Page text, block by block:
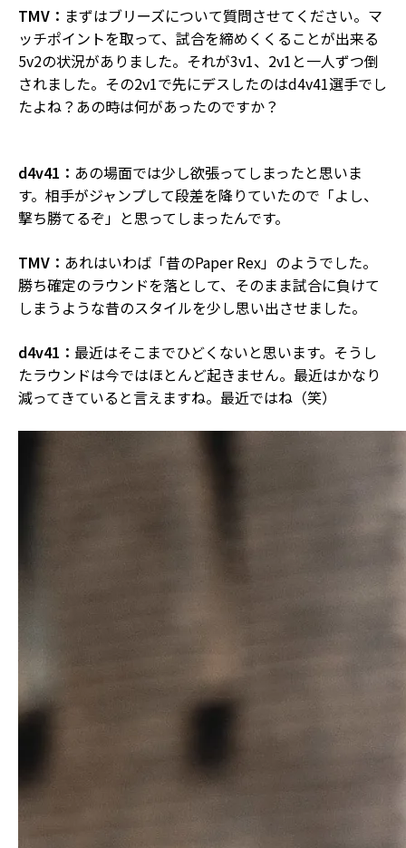
TMV： まずはブリーズについて質問させてください。マ
ッチポイントを取って、試合を締めくくることが出来る
5v2の状況がありました。それが3v1、2v1と一人ずつ倒
されました。その2v1で先にデスしたのはd4v41選手でし
たよね？あの時は何があったのですか？
d4v41： あの場面では少し欲張ってしまったと思いま
す。相手がジャンプして段差を降りていたので「よし、
撃ち勝てるぞ」と思ってしまったんです。
TMV： あれはいわば「昔のPaper Rex」のようでした。
勝ち確定のラウンドを落として、そのまま試合に負けて
しまうような昔のスタイルを少し思い出させました。
d4v41： 最近はそこまでひどくないと思います。そうし
たラウンドは今ではほとんど起きません。最近はかなり
減ってきていると言えますね。最近ではね（笑）